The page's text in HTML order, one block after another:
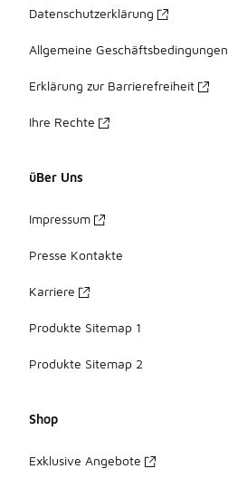
Datenschutzerklärung
Allgemeine Geschäftsbedingungen
Erklärung zur Barrierefreiheit
Ihre Rechte
üBer Uns
Impressum
Presse Kontakte
Karriere
Produkte Sitemap 1
Produkte Sitemap 2
Shop
Exklusive Angebote